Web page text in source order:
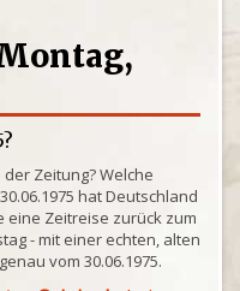
der Zeitung? Welche
hat Deutschland
eine Zeitreise zurück zum
- mit einer echten, alten
vom 30.06.1975.